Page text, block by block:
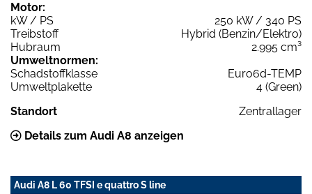
Motor:
kW / PS
250 kW / 340 PS
Treibstoff
Hybrid (Benzin/Elektro)
Hubraum
2.995 cm³
Umweltnormen:
Schadstoffklasse
Euro6d-TEMP
Umweltplakette
4 (Green)
Standort
Zentrallager
Details zum Audi A8 anzeigen
Audi A8 L 60 TFSI e quattro S line